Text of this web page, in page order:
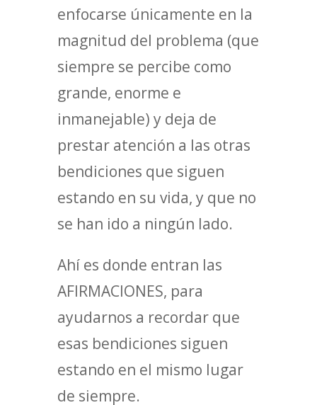
enfocarse únicamente en la
magnitud del problema (que
siempre se percibe como
grande, enorme e
inmanejable) y deja de
prestar atención a las otras
bendiciones que siguen
estando en su vida, y que no
se han ido a ningún lado.
Ahí es donde entran las
AFIRMACIONES, para
ayudarnos a recordar que
esas bendiciones siguen
estando en el mismo lugar
de siempre.